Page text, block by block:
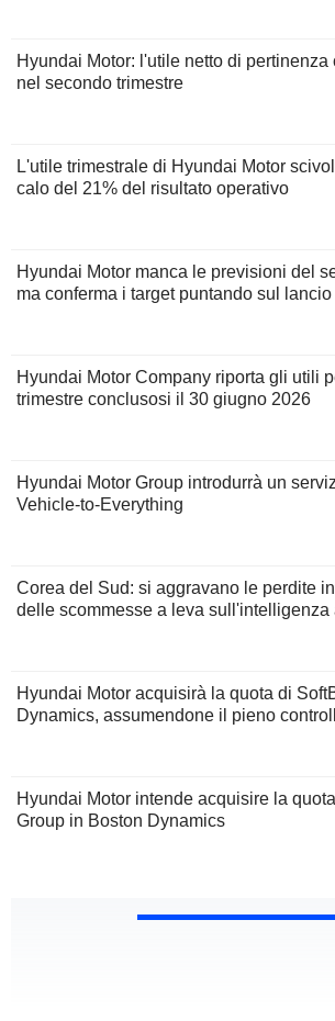
Hyundai Motor: l'utile netto di pertinenza
nel secondo trimestre
L'utile trimestrale di Hyundai Motor
calo del 21% del risultato operativo
Hyundai Motor manca le previsioni del
ma conferma i target puntando sul
Hyundai Motor Company riporta gli utili
trimestre conclusosi il 30 giugno 2026
Hyundai Motor Group introdurrà un
Vehicle-to-Everything
Corea del Sud: si aggravano le perdite
delle scommesse a leva sull'intelligenza
Hyundai Motor acquisirà la quota di
Dynamics, assumendone il pieno
Hyundai Motor intende acquisire la
Group in Boston Dynamics